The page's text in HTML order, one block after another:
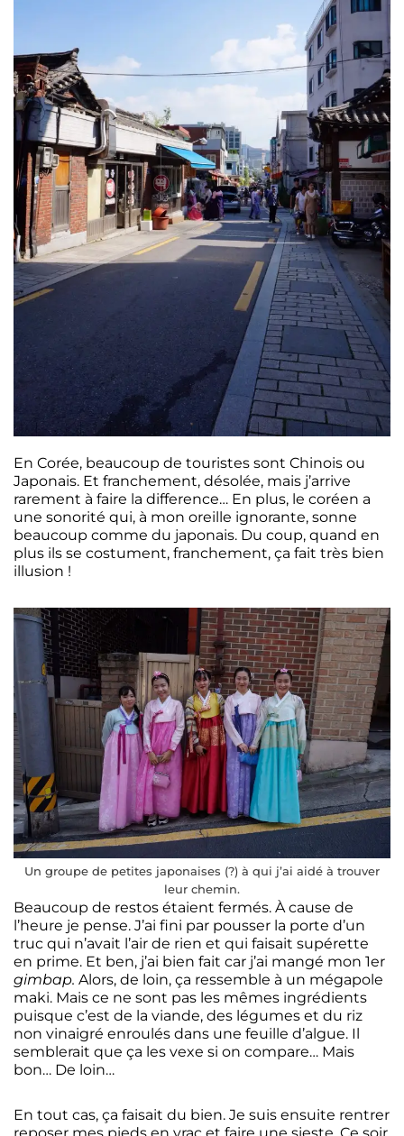
En Corée, beaucoup de touristes sont Chinois ou
Japonais. Et franchement, désolée, mais j’arrive
rarement à faire la difference… En plus, le coréen a
une sonorité qui, à mon oreille ignorante, sonne
beaucoup comme du japonais. Du coup, quand en
plus ils se costument, franchement, ça fait très bien
illusion !
Un groupe de petites japonaises (?) à qui j’ai aidé à trouver
leur chemin.
Beaucoup de restos étaient fermés. À cause de
l’heure je pense. J’ai fini par pousser la porte d’un
truc qui n’avait l’air de rien et qui faisait supérette
en prime. Et ben, j’ai bien fait car j’ai mangé mon 1er
gimbap. Alors, de loin, ça ressemble à un mégapole
maki. Mais ce ne sont pas les mêmes ingrédients
puisque c’est de la viande, des légumes et du riz
non vinaigré enroulés dans une feuille d’algue. Il
semblerait que ça les vexe si on compare… Mais
bon… De loin…
En tout cas, ça faisait du bien. Je suis ensuite rentrer